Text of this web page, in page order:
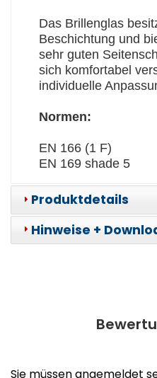
Das Brillenglas
Beschichtung und
sehr guten
sich komfortabel
individuelle
Normen:
EN 166 (1 F)
EN 169 shade 5
Produktdetails
Hinweise +
Sie müssen angemeldet